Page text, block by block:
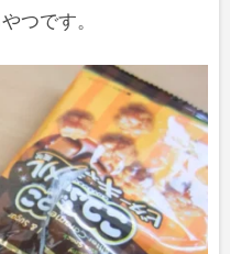
つです。